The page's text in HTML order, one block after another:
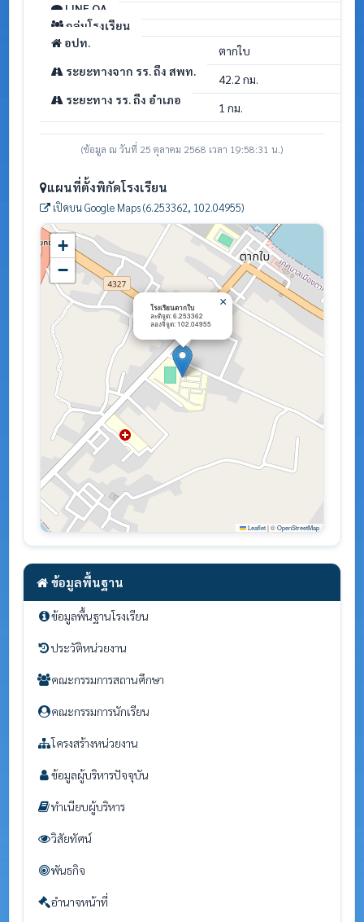
ข้อมูลพื้นฐาน
ข้อมูลพื้นฐานโรงเรียน
ประวัติหน่วยงาน
คณะกรรมการสถานศึกษา
คณะกรรมการนักเรียน
โครงสร้างหน่วยงาน
ข้อมูลผู้บริหารปัจจุบัน
ทำเนียบผู้บริหาร
วิสัยทัศน์
พันธกิจ
อำนาจหน้าที่
LINE OA
กลุ่มโรงเรียน
อปท.
ตากใบ
ระยะทางจาก รร. ถึง สพท.
42.2 กม.
ระยะทาง รร. ถึง อำเภอ
1 กม.
(ข้อมูล ณ วันที่ 25 ตุลาคม 2568 เวลา 19:58:31 น.)
แผนที่ตั้งพิกัดโรงเรียน
เปิดบน Google Maps (6.253362, 102.04955)
โรงเรียนตากใบ
ละติจูด: 6.253362
ลองจิจูด: 102.04955
×
+
−
Leaflet |©OpenStreetMap